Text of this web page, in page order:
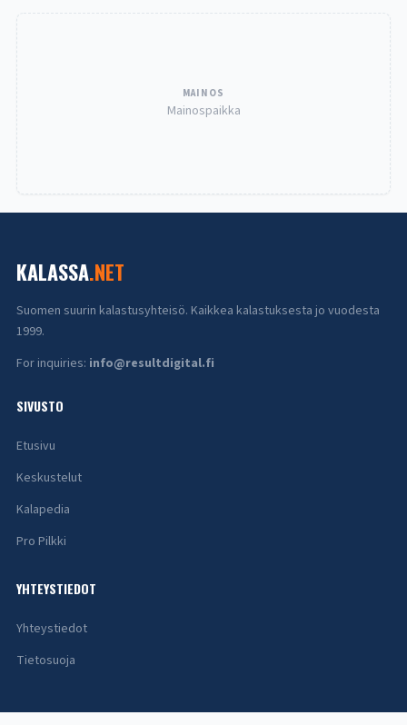
MAINOS
Mainospaikka
KALASSA.NET
Suomen suurin kalastusyhteisö. Kaikkea kalastuksesta jo vuodesta
1999.
For inquiries: info@resultdigital.fi
SIVUSTO
Etusivu
Keskustelut
Kalapedia
Pro Pilkki
YHTEYSTIEDOT
Yhteystiedot
Tietosuoja